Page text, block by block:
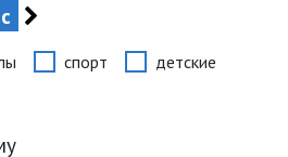
спорт детские